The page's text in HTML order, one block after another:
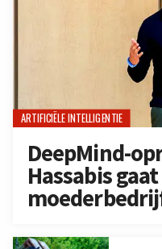
ARTIFICIËLE INTELLIGENTIE
DeepMind-
Hassabis